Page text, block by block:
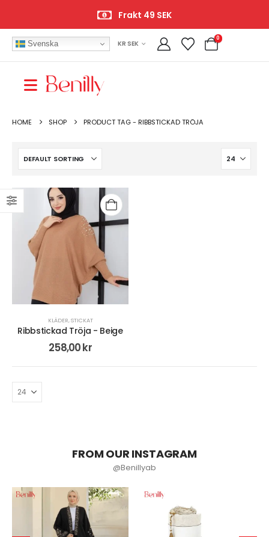
Frakt 49 SEK
Svenska KR SEK
0
HOME SHOP PRODUCT TAG - RIBBSTICKAD TRÖJA
KLÄDER,STICKAT
Ribbstickad Tröja - Beige
258,00kr
FROM OUR INSTAGRAM
@Benillyab